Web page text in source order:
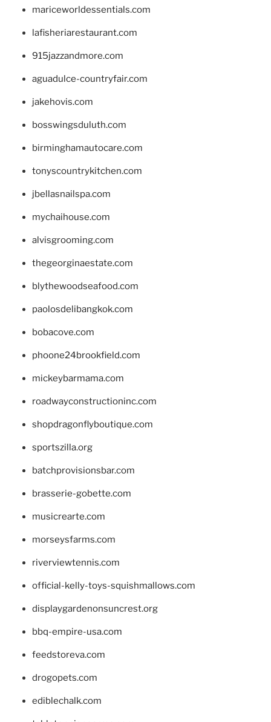
mariceworldessentials.com
lafisheriarestaurant.com
915jazzandmore.com
aguadulce-countryfair.com
jakehovis.com
bosswingsduluth.com
birminghamautocare.com
tonyscountrykitchen.com
jbellasnailspa.com
mychaihouse.com
alvisgrooming.com
thegeorginaestate.com
blythewoodseafood.com
paolosdelibangkok.com
bobacove.com
phoone24brookfield.com
mickeybarmama.com
roadwayconstructioninc.com
shopdragonflyboutique.com
sportszilla.org
batchprovisionsbar.com
brasserie-gobette.com
musicrearte.com
morseysfarms.com
riverviewtennis.com
official-kelly-toys-squishmallows.com
displaygardenonsuncrest.org
bbq-empire-usa.com
feedstoreva.com
drogopets.com
ediblechalk.com